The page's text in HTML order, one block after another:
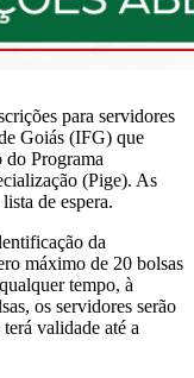
para servidores
Goiás (IFG) que
Programa
(Pige). As
de espera.
da
máximo de 20 bolsas
tempo, à
os servidores serão
validade até a